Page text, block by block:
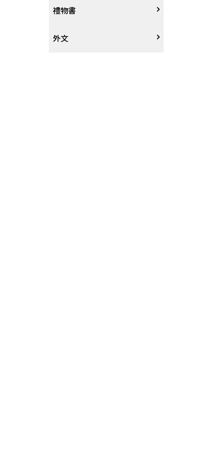
戲劇、舞蹈
動腦解謎
奇幻恐佈小說
推理小說
建築工藝
園藝
中港澳
日韓
中式
西式
禮物書
外文